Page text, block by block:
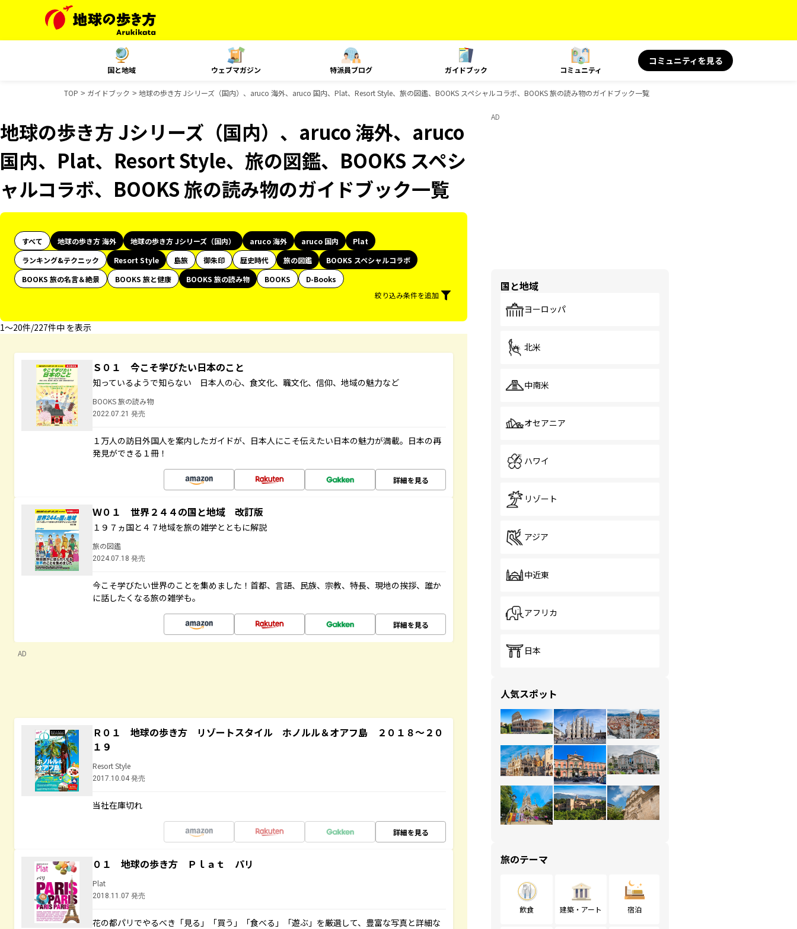
国と地域 ウェブマガジン 特派員ブログ ガイドブック コミュニティ
コミュニティを見る
TOP ガイドブック 地球の歩き方 Jシリーズ（国内）、aruco 海外、aruco 国内、Plat、Resort Style、旅の図鑑、BOOKS スペシャルコラボ、BOOKS 旅の読み物のガイドブック一覧
地球の歩き方 Jシリーズ（国内）、aruco 海外、aruco
国内、Plat、Resort Style、旅の図鑑、BOOKS スペシ
ャルコラボ、BOOKS 旅の読み物のガイドブック一覧
すべて 地球の歩き方 海外 地球の歩き方 Jシリーズ（国内） aruco 海外 aruco 国内
Plat
ランキング&テクニック
Resort Style 島旅 御朱印 歴史時代 旅の図鑑
BOOKS スペシャルコラボ
BOOKS 旅の名言＆絶景
BOOKS 旅と健康 BOOKS 旅の読み物 BOOKS
D-Books
絞り込み条件を追加
1〜20件/227件中 を表示
Ｓ０１ 今こそ学びたい日本のこと
知っているようで知らない 日本人の心、食文化、職文化、信仰、地域の魅力など
BOOKS 旅の読み物
2022.07.21 発売
１万人の訪日外国人を案内したガイドが、日本人にこそ伝えたい日本の魅力が満載。日本の再
発見ができる１冊！
詳細を見る
Ｗ０１ 世界２４４の国と地域 改訂版
１９７ヵ国と４７地域を旅の雑学とともに解説
旅の図鑑
2024.07.18 発売
今こそ学びたい世界のことを集めました！首都、言語、民族、宗教、特長、現地の挨拶、誰か
に話したくなる旅の雑学も。
詳細を見る
AD
Ｒ０１ 地球の歩き方 リゾートスタイル ホノルル＆オアフ島 ２０１８～２０
１９
Resort Style
2017.10.04 発売
当社在庫切れ
詳細を見る
０１ 地球の歩き方 Ｐｌａｔ パリ
Plat
2018.11.07 発売
花の都パリでやるべき「見る」「買う」「食べる」「遊ぶ」を厳選して、豊富な写真と詳細な
AD
国と地域
ヨーロッパ
北米
中南米
オセアニア
ハワイ
リゾート
アジア
中近東
アフリカ
日本
人気スポット
旅のテーマ
飲食 建築・アート 宿泊